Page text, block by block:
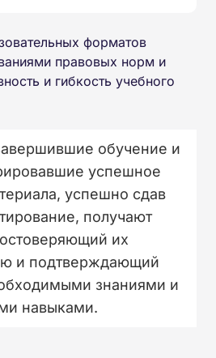
форматов
правовых норм и
и гибкость учебного
обучение и
успешное
успешно сдав
получают
их
и подтверждающий
знаниями и
навыками.